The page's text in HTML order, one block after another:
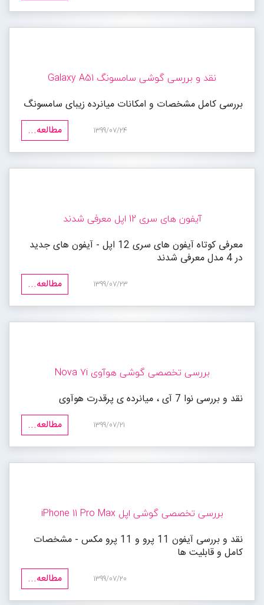
نقد و بررسی گوشی سامسونگ Galaxy A51
بررسی کامل مشخصات و امکانات میانرده زیبای سامسونگ
مطالعه...
1399/07/24
آیفون های سری 12 اپل معرفی شدند
معرفی کوتاه آیفون های سری 12 اپل - آیفون های جدید
در 4 مدل معرفی شدند
مطالعه...
1399/07/23
بررسی تخصصی گوشی هوآوی Nova 7i
نقد و بررسی نوا 7 آی ، میانرده ی پرقدرت هوآوی
مطالعه...
1399/07/21
بررسی تخصصی گوشی اپل iPhone 11 Pro Max
نقد و بررسی آیفون 11 پرو و 11 پرو مکس - مشخصات
کامل و قابلیت ها
مطالعه...
1399/07/20